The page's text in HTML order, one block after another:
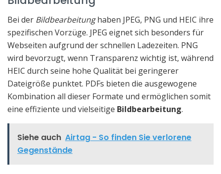
Bei der Bildbearbeitunghaben JPEG, PNG und HEIC ihre
spezifischen Vorzüge. JPEG eignet sich besonders für
Webseiten aufgrund der schnellen Ladezeiten. PNG
wird bevorzugt, wenn Transparenz wichtig ist, während
HEIC durch seine hohe Qualität bei geringerer
Dateigröße punktet. PDFs bieten die ausgewogene
Kombination all dieser Formate und ermöglichen somit
eine effiziente und vielseitige Bildbearbeitung.
Siehe auch Airtag - So finden Sie verlorene
Gegenstände